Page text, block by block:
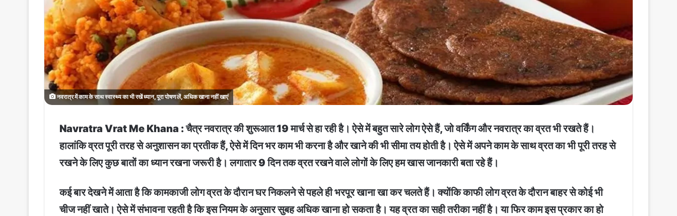
नवरात्र में काम के साथ स्वास्थ्य का भी रखें ध्यान, पूरा पोषण लें, अधिक खाना नहीं खाएं
Navratra Vrat Me Khana : चैत्र नवरात्र की शुरूआत 19 मार्च से हा रही है। ऐसे में बहुत सारे लोग ऐसे हैं, जो वर्किंग और नवरात्र का व्रत भी रखते हैं।
हालांकि व्रत पूरी तरह से अनुशासन का प्रतीक हैं, ऐसे में दिन भर काम भी करना है और खाने की भी सीमा तय होती है। ऐसे में अपने काम के साथ व्रत का भी पूरी तरह से
रखने के लिए कुछ बातों का ध्यान रखना जरूरी है। लगातार 9 दिन तक व्रत रखने वाले लोगों के लिए हम खास जानकारी बता रहे हैं।
कई बार देखने में आता है कि कामकाजी लोग व्रत के दौरान घर निकलने से पहले ही भरपूर खाना खा कर चलते हैं। क्योंकि काफी लोग व्रत के दौरान बाहर से कोई भी
चीज नहीं खाते। ऐसे में संभावना रहती है कि इस नियम के अनुसार सुबह अधिक खाना हो सकता है। यह व्रत का सही तरीका नहीं है। या फिर काम इस प्रकार का हो